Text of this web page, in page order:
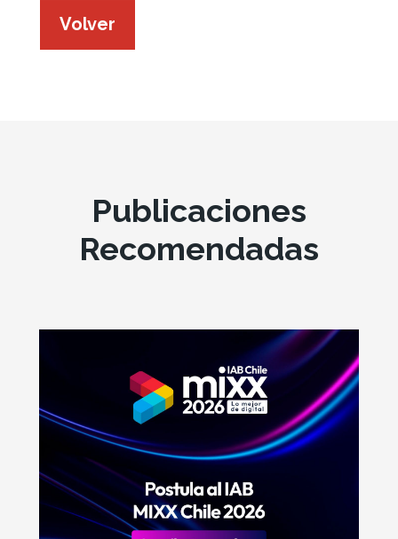
Volver
Publicaciones
Recomendadas